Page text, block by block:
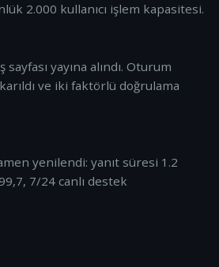
2.000 kullanıcı işlem kapasitesi.
yayına alındı. Oturum
ve iki faktörlü doğrulama
yenilendi: yanıt süresi 1.2
7/24 canlı destek